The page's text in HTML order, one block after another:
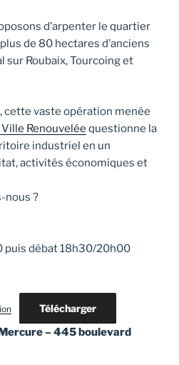
d’arpenter le quartier
de 80 hectares d’anciens
sur Roubaix, Tourcoing et
cette vaste opération menée
Ville Renouvelée questionne la
industriel en un
activités économiques et
nous ?
puis débat 18h30/20h00
Télécharger
– 445 boulevard